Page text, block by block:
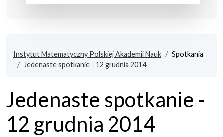
Instytut Matematyczny Polskiej Akademii Nauk
Spotkania
Jedenaste spotkanie - 12 grudnia 2014
Jedenaste spotkanie -
12 grudnia 2014